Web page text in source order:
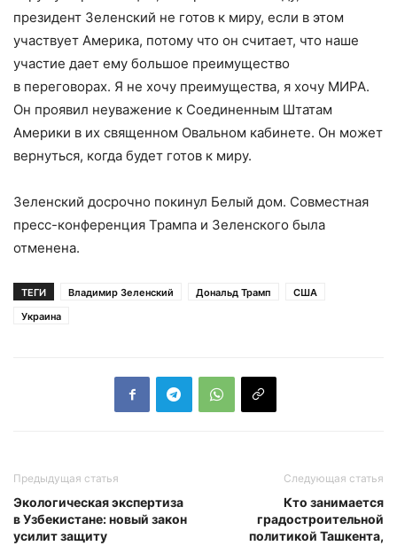
президент Зеленский не готов к миру, если в этом
участвует Америка, потому что он считает, что наше
участие дает ему большое преимущество
в переговорах. Я не хочу преимущества, я хочу МИРА.
Он проявил неуважение к Соединенным Штатам
Америки в их священном Овальном кабинете. Он может
вернуться, когда будет готов к миру.
Зеленский досрочно покинул Белый дом. Совместная
пресс-конференция Трампа и Зеленского была
отменена.
ТЕГИ Владимир Зеленский Дональд Трамп
США
Украина
Предыдущая статья
Экологическая экспертиза
в Узбекистане: новый закон
усилит защиту
Следующая статья
Кто занимается
градостроительной
политикой Ташкента,